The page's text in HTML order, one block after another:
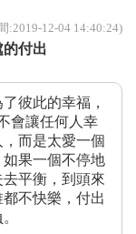
:2019-12-04 14:40:24)
付出
彼此的幸福，
會讓任何人幸
而是太愛一個
果一個不停地
平衡，到頭來
不快樂，付出